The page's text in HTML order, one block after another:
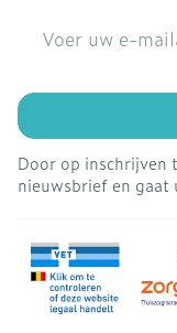
Door op inschrijven
nieuwsbrief en gaat